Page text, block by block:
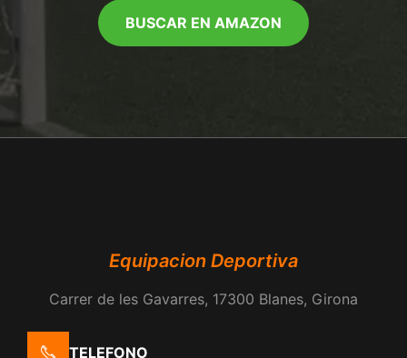
BUSCAR EN AMAZON
Equipacion Deportiva
Carrer de les Gavarres, 17300 Blanes, Girona
TELEFONO